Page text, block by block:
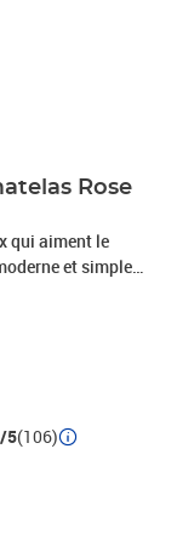
Rose
qui aiment le
et simple
chambre, offrant
retrouvailles. Sa
font un choix
un look chic.
et doux pour le
la robustesse,
chic. Ce
chic qui a deux
5(106)